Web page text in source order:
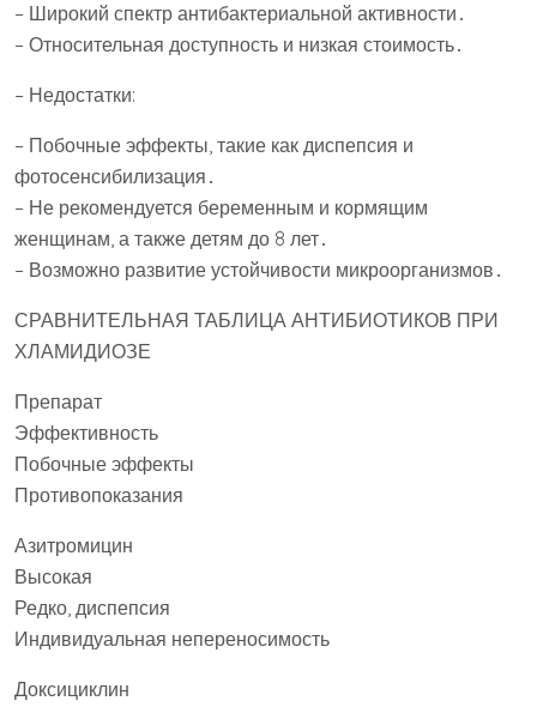
– Широкий спектр антибактериальной активности․
– Относительная доступность и низкая стоимость․
– Недостатки:
– Побочные эффекты, такие как диспепсия и
фотосенсибилизация․
– Не рекомендуется беременным и кормящим
женщинам, а также детям до 8 лет․
– Возможно развитие устойчивости микроорганизмов․
СРАВНИТЕЛЬНАЯ ТАБЛИЦА АНТИБИОТИКОВ ПРИ
ХЛАМИДИОЗЕ
Препарат
Эффективность
Побочные эффекты
Противопоказания
Азитромицин
Высокая
Редко, диспепсия
Индивидуальная непереносимость
Доксициклин